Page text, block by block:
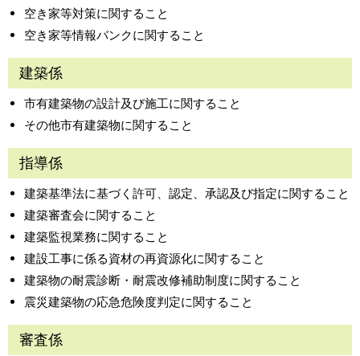
空き家等対策に関すること
空き家等情報バンクに関すること
建築係
市有建築物の設計及び施工に関すること
その他市有建築物に関すること
指導係
建築基準法に基づく許可、認定、承認及び指定に関すること
建築審査会に関すること
建築監視業務に関すること
建設工事に係る資材の再資源化に関すること
建築物の耐震診断・耐震改修補助制度に関すること
震災建築物の応急危険度判定に関すること
審査係